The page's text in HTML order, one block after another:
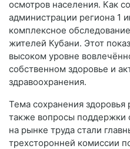
осмотров населения. Как
администрации региона 1
комплексное
жителей Кубани. Этот
высоком уровне
собственном здоровье и
здравоохранения.
Тема сохранения
также вопросы поддержки
на рынке труда стали
трехсторонней комиссии